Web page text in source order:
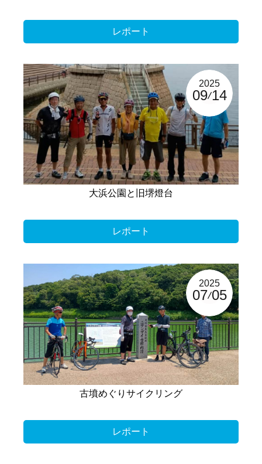
レポート
2025
09 14
大浜公園と旧堺燈台
レポート
2025
07 05
古墳めぐりサイクリング
レポート